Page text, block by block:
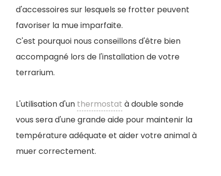
d'accessoires sur lesquels se frotter peuvent
favoriser la mue imparfaite.
C'est pourquoi nous conseillons d'être bien
accompagné lors de l'installation de votre
terrarium.
L'utilisation d'un thermostat à double sonde
vous sera d'une grande aide pour maintenir la
température adéquate et aider votre animal à
muer correctement.